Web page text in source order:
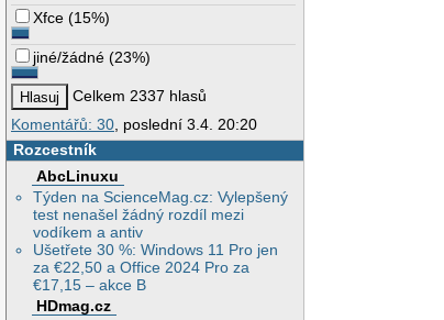
Xfce (15%)
jiné/žádné (23%)
Celkem 2337 hlasů
Komentářů: 30 , poslední 3.4. 20:20
Rozcestník
AbcLinuxu
Týden na ScienceMag.cz: Vylepšený
test nenašel žádný rozdíl mezi
vodíkem a antiv
Ušetřete 30 %: Windows 11 Pro jen
za €22,50 a Office 2024 Pro za
€17,15 – akce B
HDmag.cz